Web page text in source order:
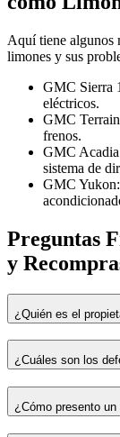
Aquí tiene algunos
limones y sus
GMC Sierra
eléctricos.
GMC
frenos.
GMC
sistema de
GMC Yukon:
Preguntas
y
¿Quién es el
¿Cuáles son los
¿Cómo presento